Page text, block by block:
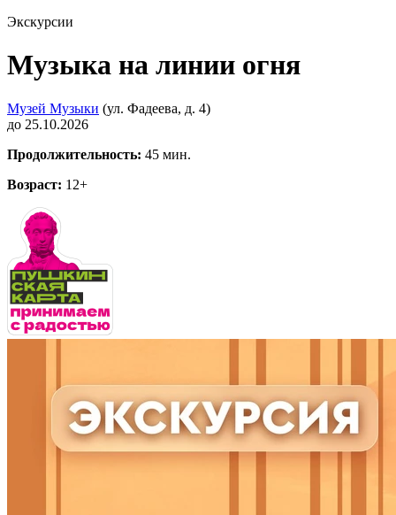
Экскурсии
Музыка на линии огня
Музей Музыки (ул. Фадеева, д. 4)
до 25.10.2026
Продолжительность: 45 мин.
Возраст: 12+